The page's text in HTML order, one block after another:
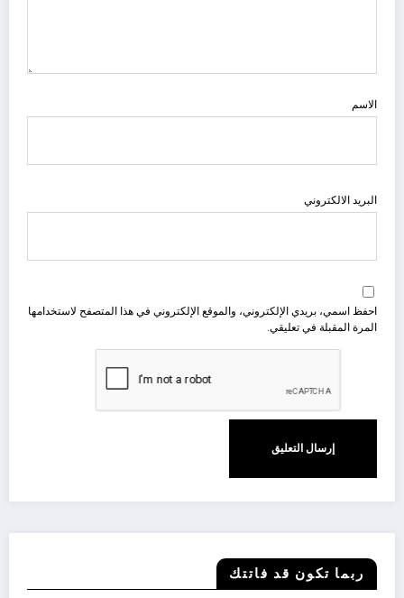
الاسم
البريد الالكتروني
احفظ اسمي، بريدي الإلكتروني، والموقع الإلكتروني في هذا المتصفح لاستخدامها
المرة المقبلة في تعليقي.
ربما تكون قد فاتتك